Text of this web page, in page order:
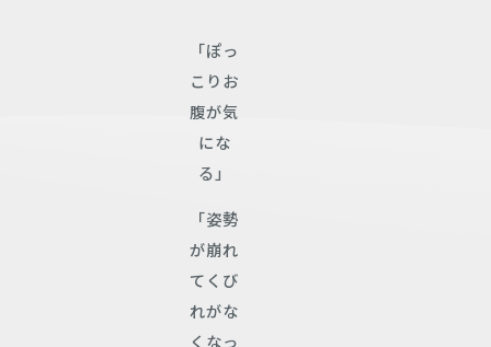
「ぽっ
こりお
腹が気
にな
る」
「姿勢
が崩れ
てくび
れがな
くなっ